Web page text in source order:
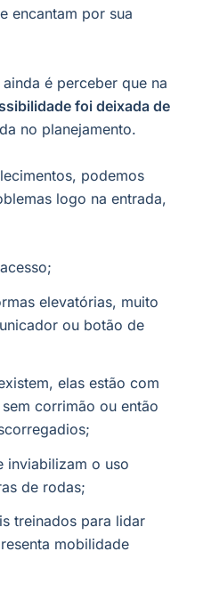
encantam por sua
é perceber que na
foi deixada de
no planejamento.
podemos
logo na entrada,
elevatórias, muito
ou botão de
elas estão com
corrimão ou então
inviabilizam o uso
de rodas;
treinados para lidar
mobilidade